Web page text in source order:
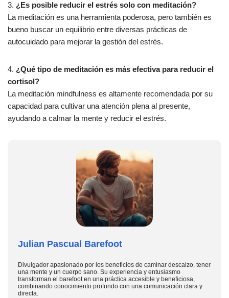
3. ¿Es posible reducir el estrés solo con meditación?
La meditación es una herramienta poderosa, pero también es
bueno buscar un equilibrio entre diversas prácticas de
autocuidado para mejorar la gestión del estrés.
4. ¿Qué tipo de meditación es más efectiva para reducir el
cortisol?
La meditación mindfulness es altamente recomendada por su
capacidad para cultivar una atención plena al presente,
ayudando a calmar la mente y reducir el estrés.
Julian Pascual Barefoot
Divulgador apasionado por los beneficios de caminar descalzo, tener
una mente y un cuerpo sano. Su experiencia y entusiasmo
transforman el barefoot en una práctica accesible y beneficiosa,
combinando conocimiento profundo con una comunicación clara y
directa.